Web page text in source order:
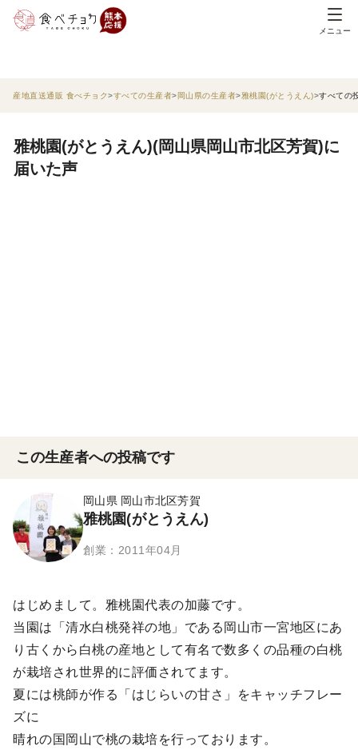
メニュー
産地直送通販 食べチョク すべての生産者 岡山県の生産者 雅桃園(がとうえん) すべての
雅桃園(がとうえん)(岡山県岡山市北区芳賀)に
届いた声
この生産者への投稿です
岡山県 岡山市北区芳賀
雅桃園(がとうえん)
創業：2011年04月
はじめまして。雅桃園代表の加藤です。
当園は「清水白桃発祥の地」である岡山市一宮地区にあ
り古くから白桃の産地として有名で数多くの品種の白桃
が栽培され世界的に評価されてます。
夏には桃師が作る「はじらいの甘さ」をキャッチフレー
ズに
晴れの国岡山で桃の栽培を行っております。